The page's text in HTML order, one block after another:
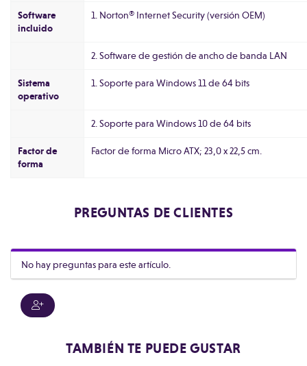
Software
incluido
1. Norton® Internet Security (versión OEM)
2. Software de gestión de ancho de banda LAN
Sistema
operativo
1. Soporte para Windows 11 de 64 bits
2. Soporte para Windows 10 de 64 bits
Factor de
forma
Factor de forma Micro ATX; 23,0 x 22,5 cm.
PREGUNTAS DE CLIENTES
No hay preguntas para este artículo.
TAMBIÉN TE PUEDE GUSTAR